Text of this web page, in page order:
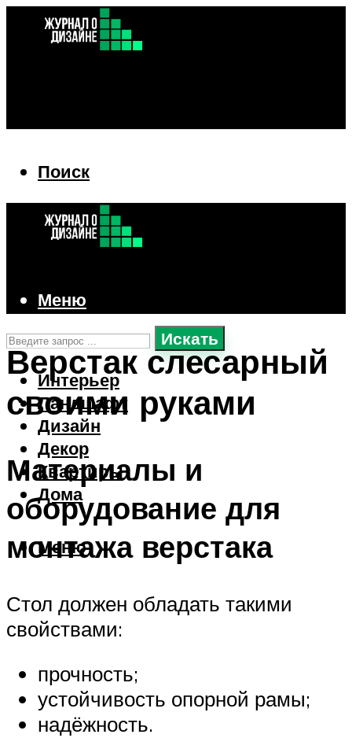
Поиск
Искать
Интерьер
Ландшафт
Дизайн
Декор
Квартиры
Дома
Меню
Меню
Верстак слесарный
своими руками
Материалы и
оборудование для
монтажа верстака
Стол должен обладать такими
свойствами:
прочность;
устойчивость опорной рамы;
надёжность.